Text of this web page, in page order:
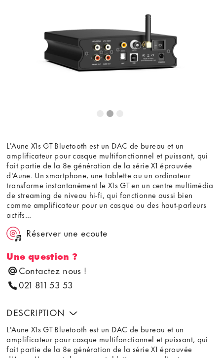
L'Aune X1s GT Bluetooth est un DAC de bureau et un
amplificateur pour casque multifonctionnel et puissant, qui
fait partie de la 8e génération de la série X1 éprouvée
d'Aune. Un smartphone, une tablette ou un ordinateur
transforme instantanément le X1s GT en un centre multimédia
de streaming de niveau hi-fi, qui fonctionne aussi bien
comme amplificateur pour un casque ou des haut-parleurs
actifs...
Réserver une ecoute
Une question ?
Contactez nous !
021 811 53 53
DESCRIPTION
L'Aune X1s GT Bluetooth est un DAC de bureau et un
amplificateur pour casque multifonctionnel et puissant, qui
fait partie de la 8e génération de la série X1 éprouvée